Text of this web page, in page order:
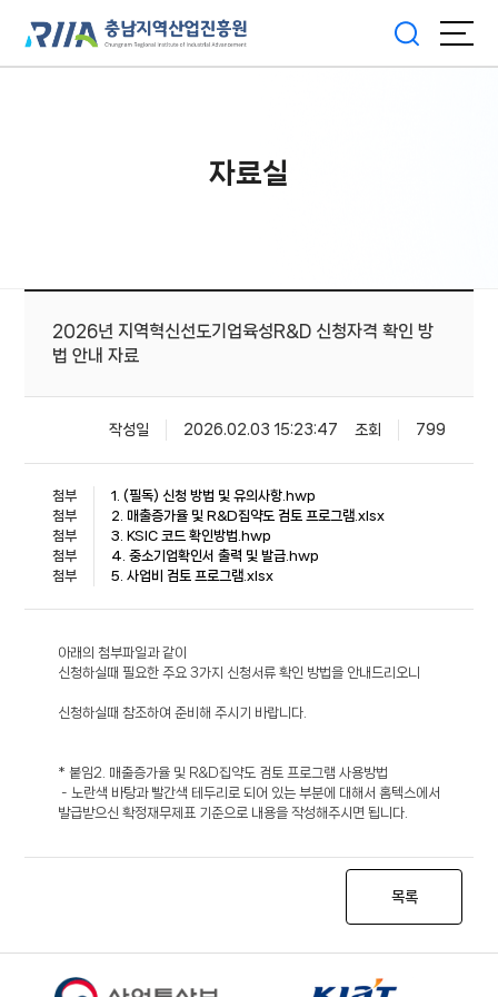
자료실
2026년 지역혁신선도기업육성R&D 신청자격 확인 방
법 안내 자료
작성일 2026.02.03 15:23:47 조회 799
첨부
1. (필독) 신청 방법 및 유의사항.hwp
첨부
2. 매출증가율 및 R&D집약도 검토 프로그램.xlsx
첨부
3. KSIC 코드 확인방법.hwp
첨부
4. 중소기업확인서 출력 및 발급.hwp
첨부
5. 사업비 검토 프로그램.xlsx
아래의 첨부파일과 같이
신청하실때 필요한 주요 3가지 신청서류 확인 방법을 안내드리오니
신청하실때 참조하여 준비해 주시기 바랍니다.
* 붙임2. 매출증가율 및 R&D집약도 검토 프로그램 사용방법
- 노란색 바탕과 빨간색 테두리로 되어 있는 부분에 대해서 홈텍스에서
발급받으신 확정재무제표 기준으로 내용을 작성해주시면 됩니다.
목록